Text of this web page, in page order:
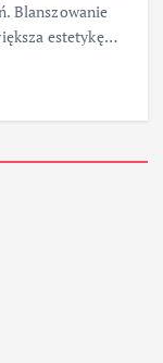
Blanszowanie
estetykę…